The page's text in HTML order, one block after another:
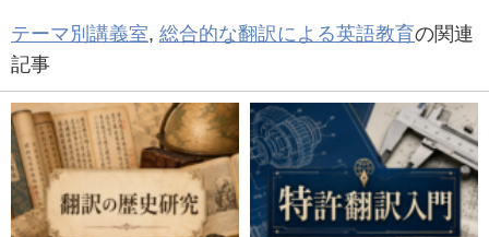
テーマ別講義室 総合的な翻訳による英語教育の関連
記事